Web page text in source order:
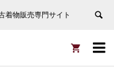
着物販売専門サイト

